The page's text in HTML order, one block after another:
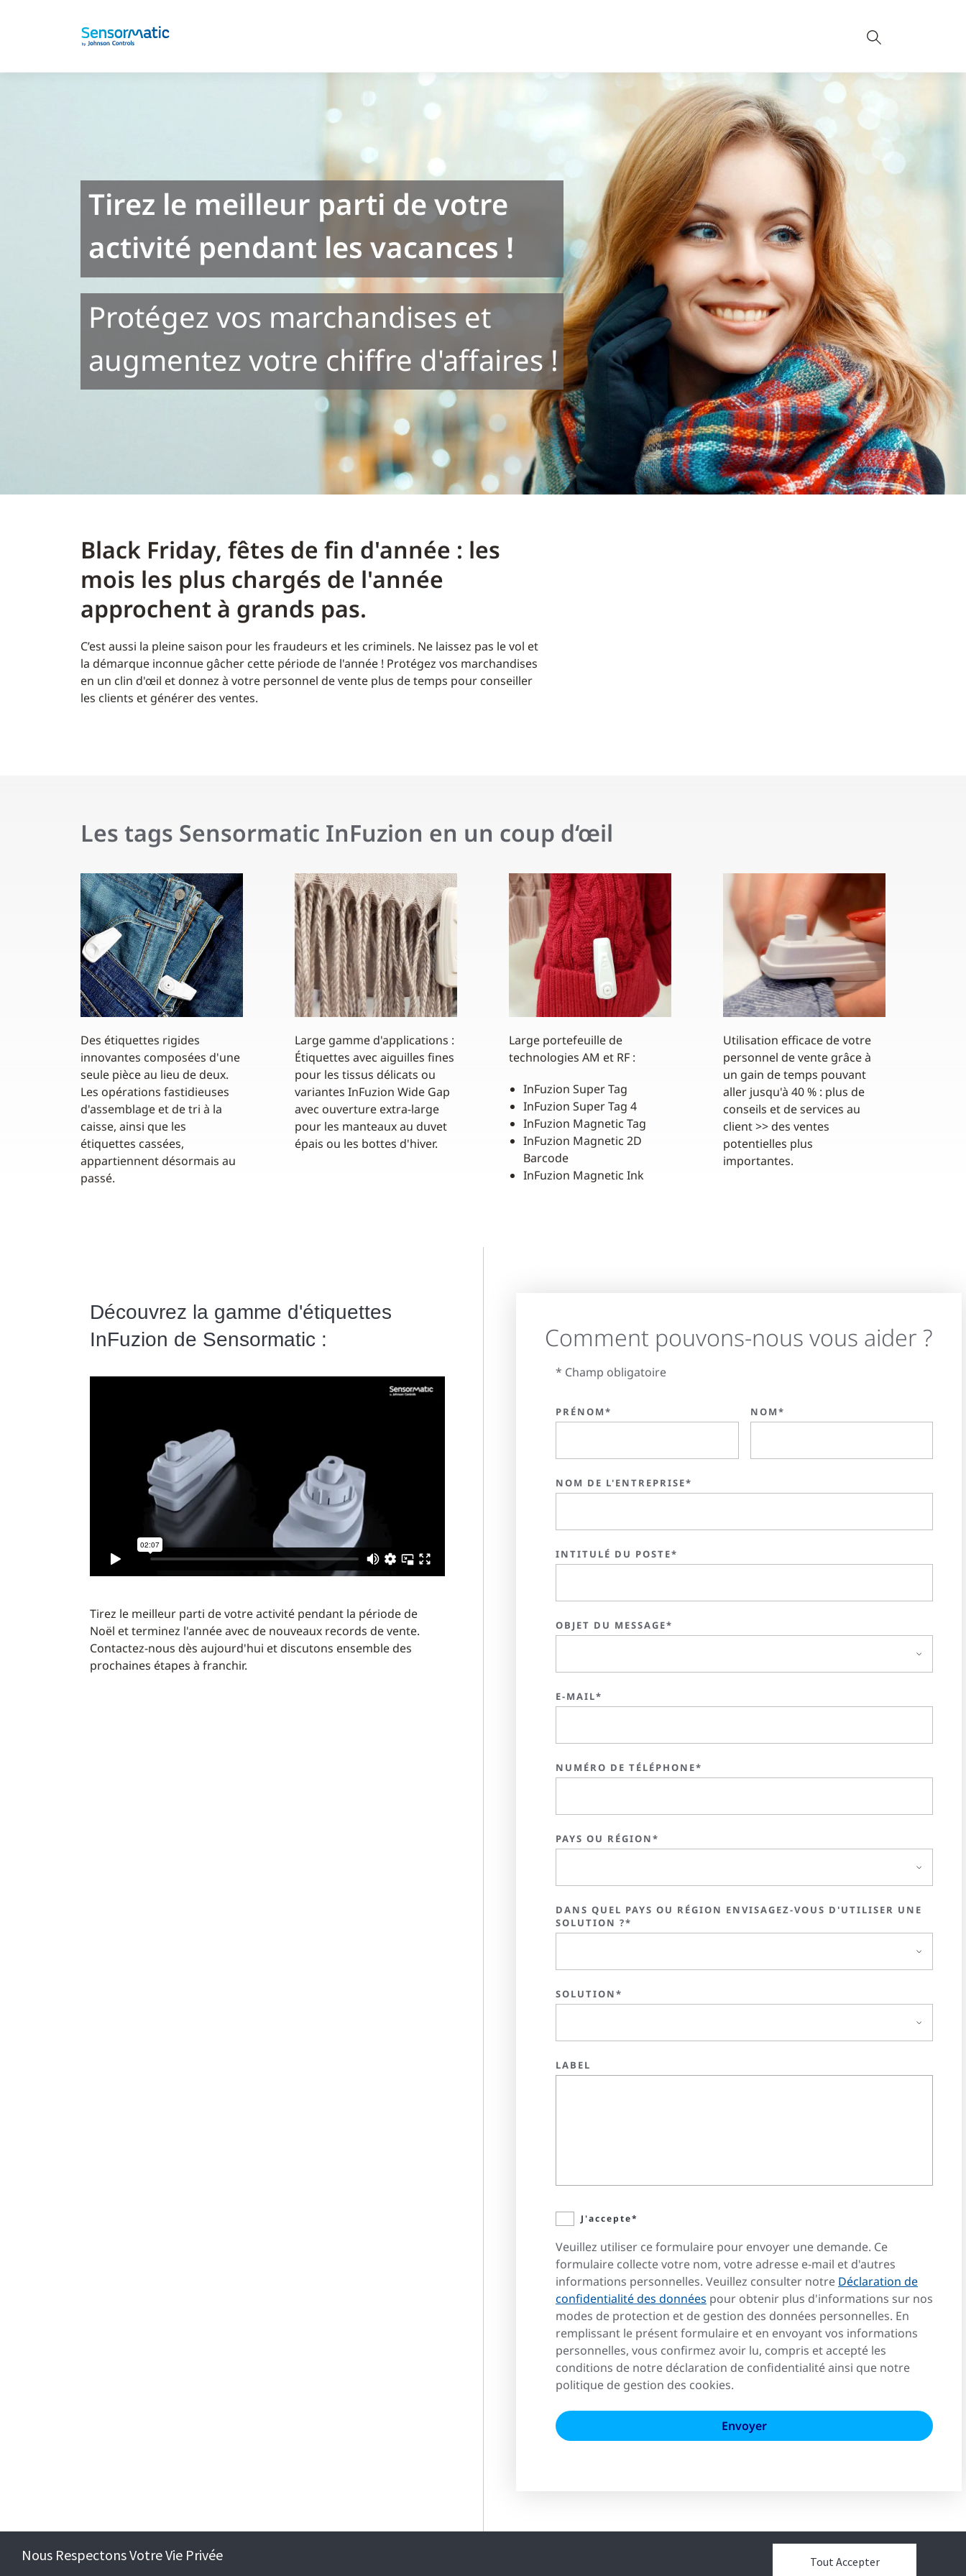
Tirez le meilleur parti de votre
activité pendant les vacances !
Protégez vos marchandises et
augmentez votre chiffre d'affaires !
Black Friday, fêtes de fin d'année : les
mois les plus chargés de l'année
approchent à grands pas.
C’est aussi la pleine saison pour les fraudeurs et les criminels. Ne laissez pas le vol et
la démarque inconnue gâcher cette période de l'année ! Protégez vos marchandises
en un clin d'œil et donnez à votre personnel de vente plus de temps pour conseiller
les clients et générer des ventes.
Les tags Sensormatic InFuzion en un coup d‘œil
Des étiquettes rigides
innovantes composées d'une
seule pièce au lieu de deux.
Les opérations fastidieuses
d'assemblage et de tri à la
caisse, ainsi que les
étiquettes cassées,
appartiennent désormais au
passé.
Large gamme d'applications :
Étiquettes avec aiguilles fines
pour les tissus délicats ou
variantes InFuzion Wide Gap
avec ouverture extra-large
pour les manteaux au duvet
épais ou les bottes d'hiver.
Large portefeuille de
technologies AM et RF :
InFuzion Super Tag
InFuzion Super Tag 4
InFuzion Magnetic Tag
InFuzion Magnetic 2D
Barcode
InFuzion Magnetic Ink
Utilisation efficace de votre
personnel de vente grâce à
un gain de temps pouvant
aller jusqu'à 40 % : plus de
conseils et de services au
client >> des ventes
potentielles plus
importantes.
Découvrez la gamme d'étiquettes
InFuzion de Sensormatic :
Tirez le meilleur parti de votre activité pendant la période de
Noël et terminez l'année avec de nouveaux records de vente.
Contactez-nous dès aujourd'hui et discutons ensemble des
prochaines étapes à franchir.
Comment pouvons-nous vous aider ?
* Champ obligatoire
PRÉNOM* NOM*
NOM DE L'ENTREPRISE*
INTITULÉ DU POSTE*
OBJET DU MESSAGE*
E-MAIL*
NUMÉRO DE TÉLÉPHONE*
PAYS OU RÉGION*
DANS QUEL PAYS OU RÉGION ENVISAGEZ-VOUS D'UTILISER UNE
SOLUTION ?*
SOLUTION*
LABEL
J'accepte*
Veuillez utiliser ce formulaire pour envoyer une demande. Ce
formulaire collecte votre nom, votre adresse e-mail et d'autres
informations personnelles. Veuillez consulter notre Déclaration de
confidentialité des données pour obtenir plus d'informations sur nos
modes de protection et de gestion des données personnelles. En
remplissant le présent formulaire et en envoyant vos informations
personnelles, vous confirmez avoir lu, compris et accepté les
conditions de notre déclaration de confidentialité ainsi que notre
politique de gestion des cookies.
Nous Respectons Votre Vie Privée Tout Accepter